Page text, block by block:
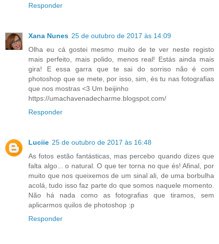
Responder
Xana Nunes 25 de outubro de 2017 às 14:09
Olha eu cá gostei mesmo muito de te ver neste registo
mais perfeito, mais polido, menos real! Estás ainda mais
gira! E essa garra que te sai do sorriso não é com
photoshop que se mete, por isso, sim, és tu nas fotografias
que nos mostras <3 Um beijinho
https://umachavenadecharme.blogspot.com/
Responder
Luciie 25 de outubro de 2017 às 16:48
As fotos estão fantásticas, mas percebo quando dizes que
falta algo... o natural. O que ter torna no que és! Afinal, por
muito que nos queixemos de um sinal ali, de uma borbulha
acolá, tudo isso faz parte do que somos naquele momento.
Não há nada como as fotografias que tiramos, sem
aplicarmos quilos de photoshop :p
Responder